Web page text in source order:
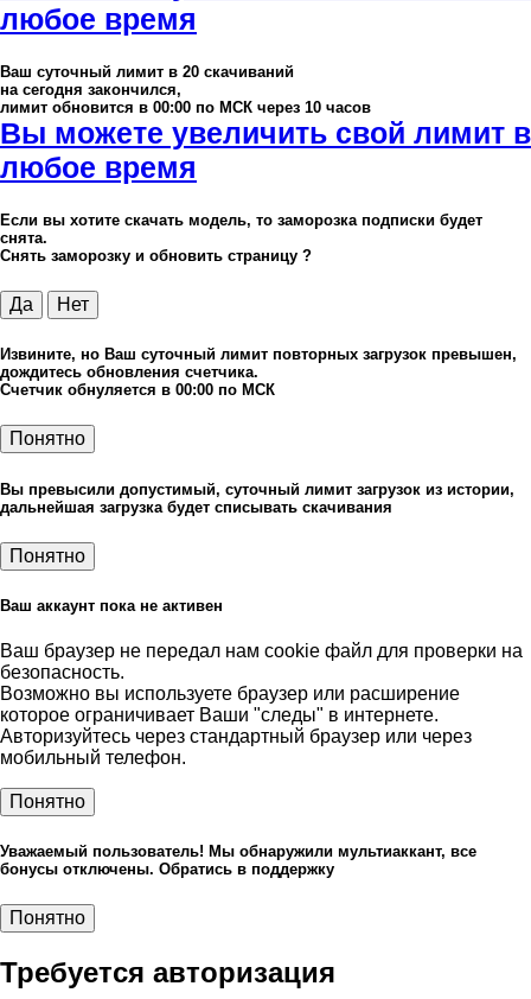
любое время
Ваш суточный лимит в 20 скачиваний
на сегодня закончился,
лимит обновится в 00:00 по МСК через 10 часов
Вы можете увеличить свой лимит в
любое время
Если вы хотите скачать модель, то заморозка подписки будет
снята.
Снять заморозку и обновить страницу ?
Да Нет
Извините, но Ваш суточный лимит повторных загрузок превышен,
дождитесь обновления счетчика.
Счетчик обнуляется в 00:00 по МСК
Понятно
Вы превысили допустимый, суточный лимит загрузок из истории,
дальнейшая загрузка будет списывать скачивания
Понятно
Ваш аккаунт пока не активен
Ваш браузер не передал нам cookie файл для проверки на
безопасность.
Возможно вы используете браузер или расширение
которое ограничивает Ваши "следы" в интернете.
Авторизуйтесь через стандартный браузер или через
мобильный телефон.
Понятно
Уважаемый пользователь! Мы обнаружили мультиаккант, все
бонусы отключены. Обратись в поддержку
Понятно
Требуется авторизация